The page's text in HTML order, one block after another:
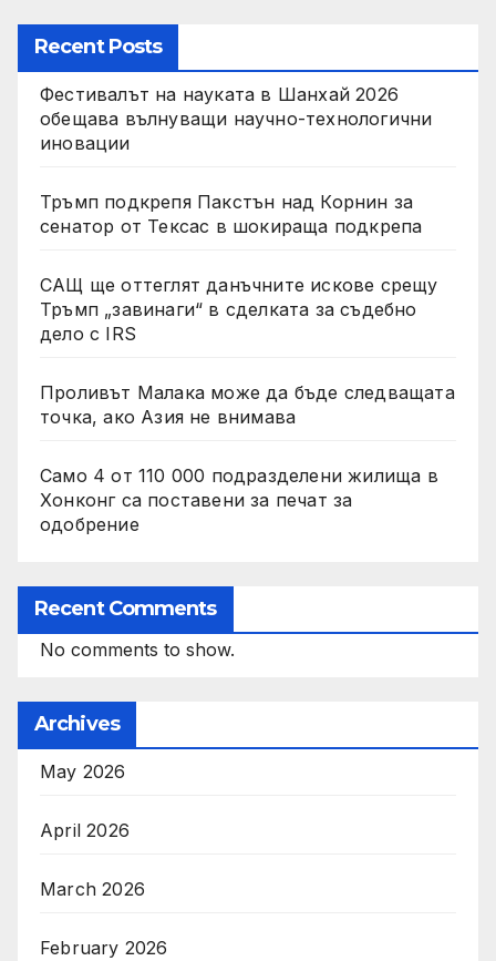
Recent Posts
Фестивалът на науката в Шанхай 2026
обещава вълнуващи научно-технологични
иновации
Тръмп подкрепя Пакстън над Корнин за
сенатор от Тексас в шокираща подкрепа
САЩ ще оттеглят данъчните искове срещу
Тръмп „завинаги“ в сделката за съдебно
дело с IRS
Проливът Малака може да бъде следващата
точка, ако Азия не внимава
Само 4 от 110 000 подразделени жилища в
Хонконг са поставени за печат за
одобрение
Recent Comments
No comments to show.
Archives
May 2026
April 2026
March 2026
February 2026